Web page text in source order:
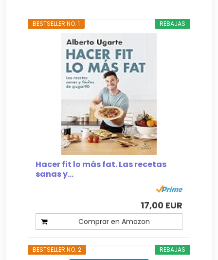
REBAJAS
BESTSELLER NO. 1
Hacer fit lo más fat. Las recetas
sanas y...
17,00 EUR
Comprar en Amazon
REBAJAS
BESTSELLER NO. 2